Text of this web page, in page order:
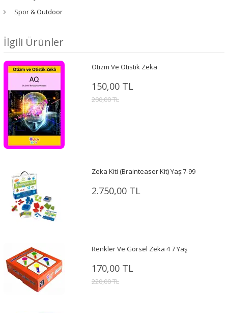
Spor & Outdoor
İlgili Ürünler
Otizm Ve Otistik Zeka
150,00 TL
200,00 TL
Zeka Kiti (Brainteaser Kit) Yaş:7-99
2.750,00 TL
Renkler Ve Görsel Zeka 4 7 Yaş
170,00 TL
220,00 TL